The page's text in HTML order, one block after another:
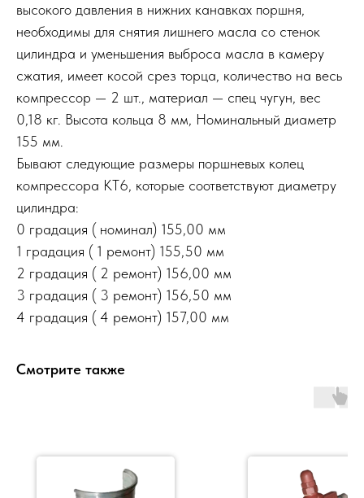
высокого давления в нижних канавках поршня,
необходимы для снятия лишнего масла со стенок
цилиндра и уменьшения выброса масла в камеру
сжатия, имеет косой срез торца, количество на весь
компрессор — 2 шт., материал — спец чугун, вес
0,18 кг. Высота кольца 8 мм, Номинальный диаметр
155 мм.
Бывают следующие размеры поршневых колец
компрессора КТ6, которые соответствуют диаметру
цилиндра:
0 градация ( номинал) 155,00 мм
1 градация ( 1 ремонт) 155,50 мм
2 градация ( 2 ремонт) 156,00 мм
3 градация ( 3 ремонт) 156,50 мм
4 градация ( 4 ремонт) 157,00 мм
Смотрите также